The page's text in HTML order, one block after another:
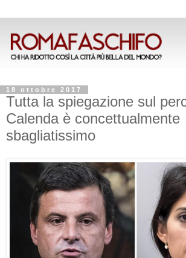
18 ottobre 2017
Tutta la spiegazione sul
Calenda è concettualmente
sbagliatissimo